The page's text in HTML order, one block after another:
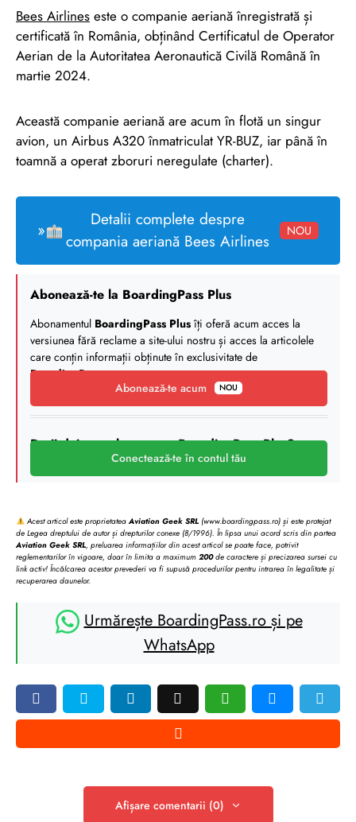
Bees Airlines este o companie aeriană înregistrată și
certificată în România, obținând Certificatul de Operator
Aerian de la Autoritatea Aeronautică Civilă Română în
martie 2024.
Această companie aeriană are acum în flotă un singur
avion, un Airbus A320 înmatriculat YR-BUZ, iar până în
toamnă a operat zboruri neregulate (charter).
»
Detalii complete despre
compania aeriană Bees Airlines
NOU
Abonează-te la BoardingPass Plus
Abonamentul BoardingPass Plusîți oferă acum acces la
versiunea fără reclame a site-ului nostru și acces la articolele
care conțin informații obținute în exclusivitate de
BoardingPass.
Abonează-te acum
NOU
Deții deja un abonament BoardingPass Plus?
Conectează-te în contul tău
Acest articol este proprietateaAviation Geek SRL (www.boardingpass.ro) și este protejat
de Legea dreptului de autor și drepturilor conexe (8/1996). În lipsa unui acord scris din partea
Aviation Geek SRL, preluarea informațiilor din acest articol se poate face, potrivit
reglementarilor în vigoare, doar în limita a maximum 200de caractere și precizarea sursei cu
link activ! Încălcarea acestor prevederi va fi supusă procedurilor pentru intrarea în legalitate și
recuperarea daunelor.
Urmărește BoardingPass.ro și pe
WhatsApp
Afișare comentarii (0)